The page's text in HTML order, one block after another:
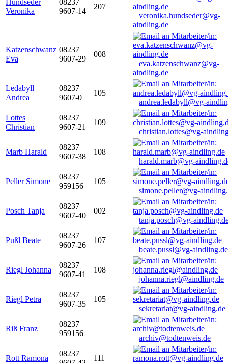
Hundseder
Veronika
08237
9607-14
207
veronika.hundseder@vg-
aindling.de
Katzenschwanz
Eva
08237
9607-29
008
eva.katzenschwanz@vg-
aindling.de
Ledabyll
Andrea
08237
9607-0
105
andrea.ledabyll@vg-
Lottes
Christian
08237
9607-21
109
christian.lottes@vg-
Marb Harald
08237
9607-38
108
harald.marb@vg-
Peller Simone
08237
959156
105
simone.peller@vg-
Posch Tanja
08237
9607-40
002
tanja.posch@vg-
Pußl Beate
08237
9607-26
107
beate.pussl@vg-aindling.de
Riegl Johanna
08237
9607-41
108
johanna.riegl@aindling.de
Riegl Petra
08237
9607-35
105
sekretariat@vg-aindling.de
Riß Franz
08237
959156
archiv@todtenweis.de
Rott Ramona
08237
111